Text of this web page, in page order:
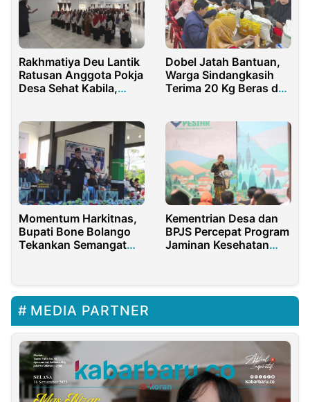
Rakhmatiya Deu Lantik
Ratusan Anggota Pokja
Desa Sehat Kabila,
Dobel Jatah Bantuan,
Warga Sindangkasih
Terima 20 Kg Beras dan
Momentum Harkitnas,
Bupati Bone Bolango
Tekankan Semangat
Kementrian Desa dan
BPJS Percepat Program
Jaminan Kesehatan
MEDIA PARTNER